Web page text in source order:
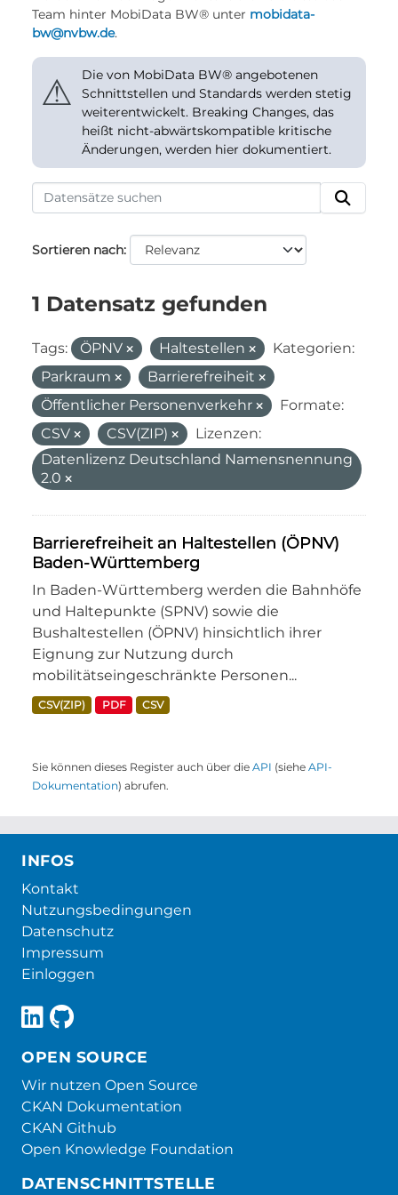
Team hinter MobiData BW® unter mobidata-
bw@nvbw.de.
⚠
Die von MobiData BW® angebotenen
Schnittstellen und Standards werden stetig
weiterentwickelt. Breaking Changes, das
heißt nicht-abwärtskompatible kritische
Änderungen, werden hier dokumentiert.
Sortieren nach
1 Datensatz gefunden
Tags: ÖPNV Haltestellen
Kategorien:
Parkraum
Barrierefreiheit
Öffentlicher Personenverkehr
Formate:
CSV
CSV(ZIP)
Lizenzen:
Datenlizenz Deutschland Namensnennung
2.0
Barrierefreiheit an Haltestellen (ÖPNV)
Baden-Württemberg
In Baden-Württemberg werden die Bahnhöfe
und Haltepunkte (SPNV) sowie die
Bushaltestellen (ÖPNV) hinsichtlich ihrer
Eignung zur Nutzung durch
mobilitätseingeschränkte Personen...
CSV(ZIP) PDF CSV
Sie können dieses Register auch über die API (siehe API-
Dokumentation) abrufen.
INFOS
Kontakt
Nutzungsbedingungen
Datenschutz
Impressum
Einloggen
OPEN SOURCE
Wir nutzen Open Source
CKAN Dokumentation
CKAN Github
Open Knowledge Foundation
DATENSCHNITTSTELLE